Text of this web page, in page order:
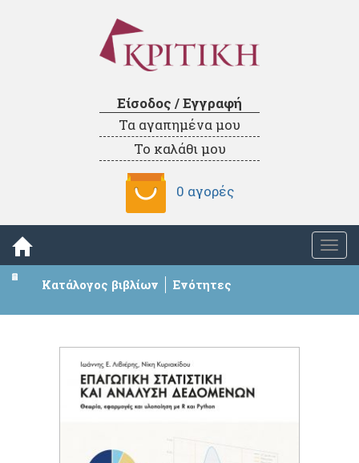
Είσοδος / Εγγραφή
Τα αγαπημένα μου
Το καλάθι μου
0 αγορές
Κατάλογος βιβλίων Ενότητες